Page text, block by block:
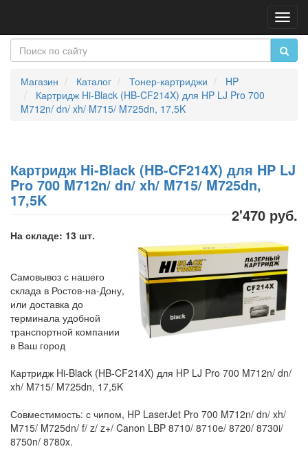
Магазин Каталог Тонер-картриджи
HP
Картридж Hi-Black (HB-CF214X) для HP LJ Pro 700
M712n/ dn/ xh/ M715/ M725dn, 17,5K
Картридж Hi-Black (HB-CF214X) для HP LJ
Pro 700 M712n/ dn/ xh/ M715/ M725dn,
17,5K
2'470 руб.
На складе: 13 шт.
Самовывоз с нашего
склада в Ростов-на-Дону,
или доставка до
терминала удобной
транспортной компании
в Ваш город
Картридж Hi-Black (HB-CF214X) для HP LJ Pro 700 M712n/ dn/
xh/ M715/ M725dn, 17,5K
Совместимость: с чипом, HP LaserJet Pro 700 M712n/ dn/ xh/
M715/ M725dn/ f/ z/ z+/ Canon LBP 8710/ 8710e/ 8720/ 8730i/
8750n/ 8780x.